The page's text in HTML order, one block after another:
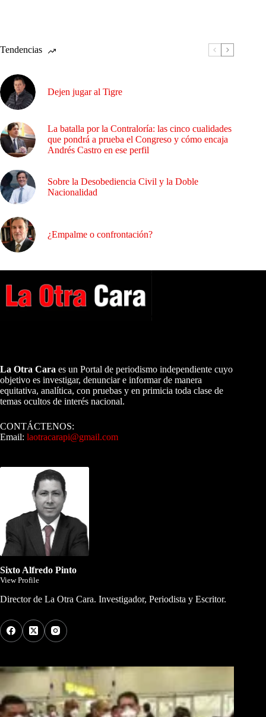
Tendencias
Dejen jugar al Tigre
La batalla por la Contraloría: las cinco cualidades
que pondrá a prueba el Congreso y cómo encaja
Andrés Castro en ese perfil
Sobre la Desobediencia Civil y la Doble
Nacionalidad
¿Empalme o confrontación?
La Otra Cara es un Portal de periodismo independiente cuyo
objetivo es investigar, denunciar e informar de manera
equitativa, analítica, con pruebas y en primicia toda clase de
temas ocultos de interés nacional.
CONTÁCTENOS:
Email: laotracarapi@gmail.com
Sixto Alfredo Pinto
View Profile
Director de La Otra Cara. Investigador, Periodista y Escritor.